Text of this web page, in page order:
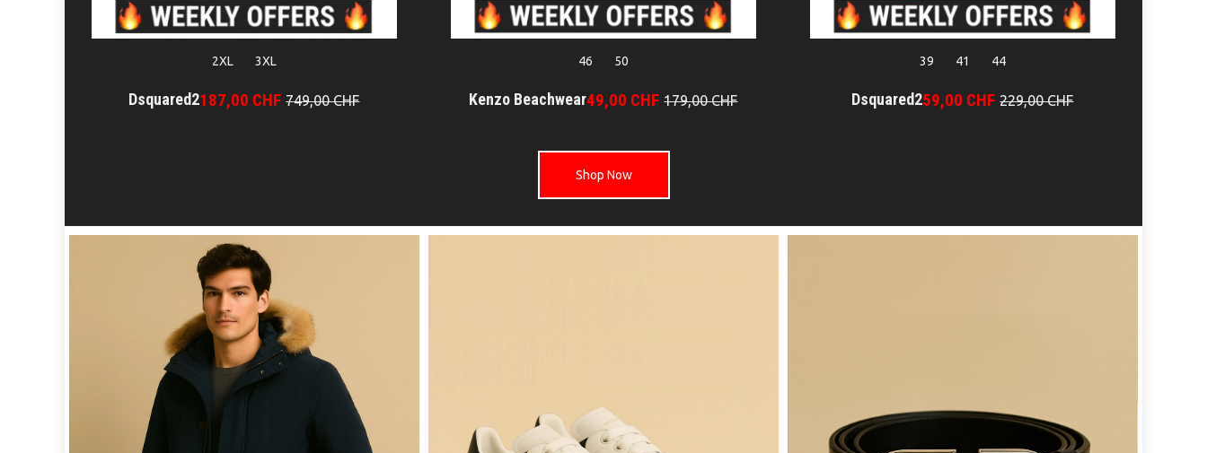
2XL 3XL
Dsquared2187,00 CHF 749,00 CHF
46 50
Kenzo Beachwear49,00 CHF 179,00 CHF
39 41 44
Dsquared259,00 CHF 229,00 CHF
Shop Now